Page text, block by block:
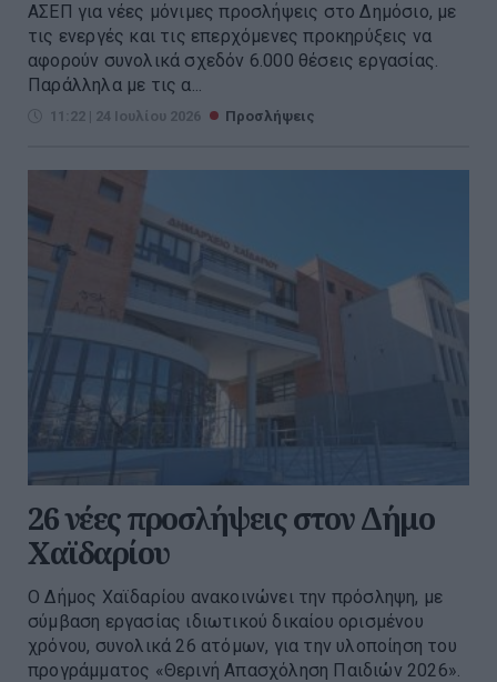
ΑΣΕΠ για νέες μόνιμες προσλήψεις στο Δημόσιο, με
τις ενεργές και τις επερχόμενες προκηρύξεις να
αφορούν συνολικά σχεδόν 6.000 θέσεις εργασίας.
Παράλληλα με τις α...
11:22 | 24 Ιουλίου 2026 Προσλήψεις
26 νέες προσλήψεις στον Δήμο
Χαϊδαρίου
Ο Δήμος Χαϊδαρίου ανακοινώνει την πρόσληψη, με
σύμβαση εργασίας ιδιωτικού δικαίου ορισμένου
χρόνου, συνολικά 26 ατόμων, για την υλοποίηση του
προγράμματος «Θερινή Απασχόληση Παιδιών 2026».